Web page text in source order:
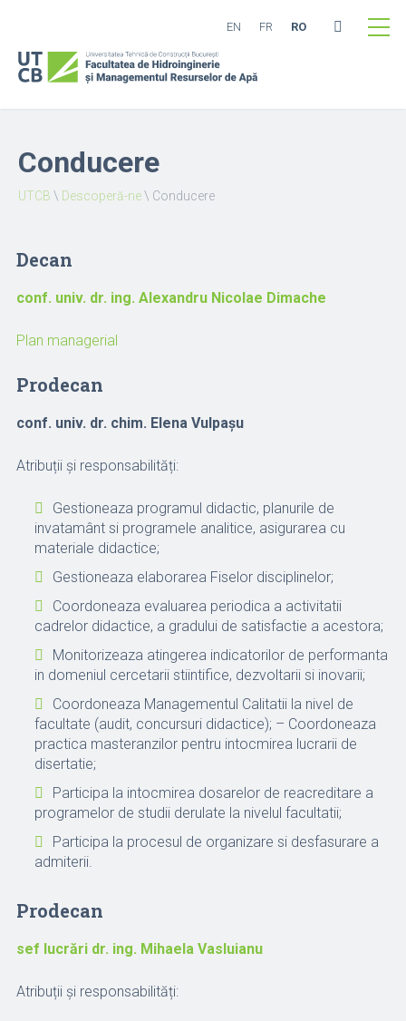
EN FR RO
Conducere
UTCB \ Descoperă-ne\ Conducere
Decan
conf. univ. dr. ing. Alexandru Nicolae Dimache
Plan managerial
Prodecan
conf. univ. dr. chim. Elena Vulpașu
Atribuții și responsabilități:
Gestioneaza programul didactic, planurile de
invatamânt si programele analitice, asigurarea cu
materiale didactice;
Gestioneaza elaborarea Fiselor disciplinelor;
Coordoneaza evaluarea periodica a activitatii
cadrelor didactice, a gradului de satisfactie a acestora;
Monitorizeaza atingerea indicatorilor de performanta
in domeniul cercetarii stiintifice, dezvoltarii si inovarii;
Coordoneaza Managementul Calitatii la nivel de
facultate (audit, concursuri didactice); – Coordoneaza
practica masteranzilor pentru intocmirea lucrarii de
disertatie;
Participa la intocmirea dosarelor de reacreditare a
programelor de studii derulate la nivelul facultatii;
Participa la procesul de organizare si desfasurare a
admiterii.
Prodecan
sef lucrări dr. ing. Mihaela Vasluianu
Atribuții și responsabilități: